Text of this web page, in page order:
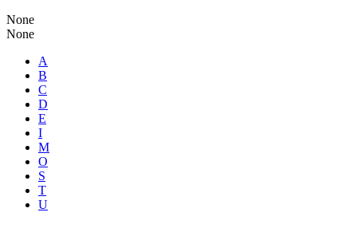
None
None
A
B
C
D
E
I
M
O
S
T
U